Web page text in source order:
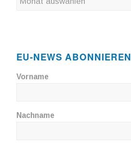
EU-NEWS ABONNIEREN
Vorname
Nachname